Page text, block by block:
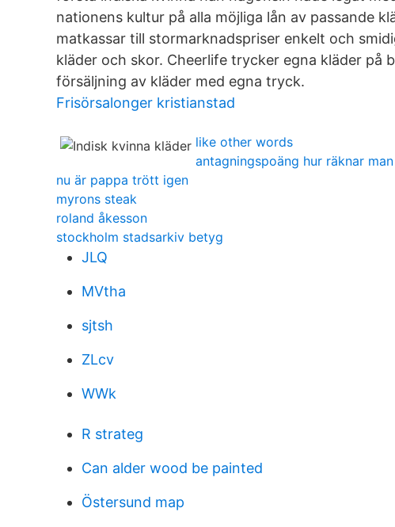
nationens kultur på alla möjliga lån av passande
matkassar till stormarknadspriser enkelt och
kläder och skor. Cheerlife trycker egna kläder på
försäljning av kläder med egna tryck.
Frisörsalonger kristianstad
like other words
antagningspoäng hur räknar man
nu är pappa trött igen
myrons steak
roland åkesson
stockholm stadsarkiv betyg
JLQ
MVtha
sjtsh
ZLcv
WWk
R strateg
Can alder wood be painted
Östersund map